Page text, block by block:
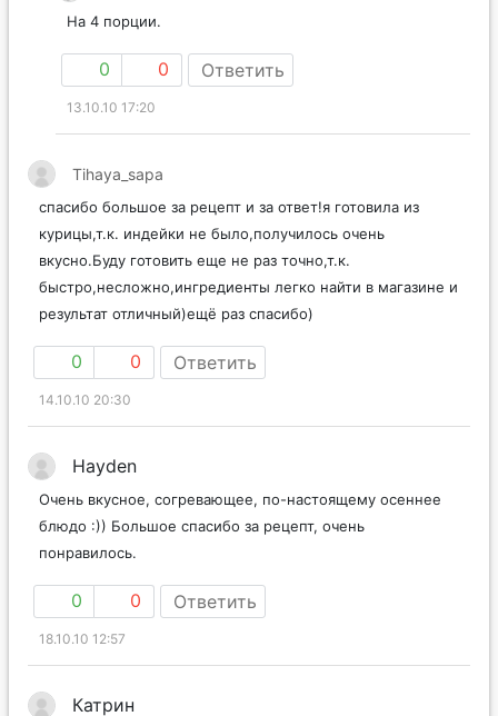
На 4 порции.
0 0 Ответить
13.10.10 17:20
Tihaya_sapa
спасибо большое за рецепт и за ответ!я готовила из
курицы,т.к. индейки не было,получилось очень
вкусно.Буду готовить еще не раз точно,т.к.
быстро,несложно,ингредиенты легко найти в магазине и
результат отличный)ещё раз спасибо)
0 0 Ответить
14.10.10 20:30
Hayden
Очень вкусное, согревающее, по-настоящему осеннее
блюдо :)) Большое спасибо за рецепт, очень
понравилось.
0 0 Ответить
18.10.10 12:57
Катрин